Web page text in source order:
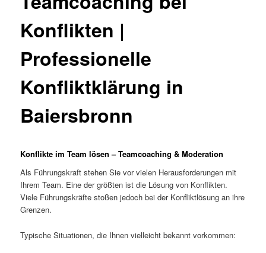
Konflikten |
Professionelle
Konfliktklärung in
Baiersbronn
Konflikte im Team lösen – Teamcoaching & Moderation
Als Führungskraft stehen Sie vor vielen Herausforderungen mit
Ihrem Team. Eine der größten ist die Lösung von Konflikten.
Viele Führungskräfte stoßen jedoch bei der Konfliktlösung an ihre
Grenzen.
Typische Situationen, die Ihnen vielleicht bekannt vorkommen: